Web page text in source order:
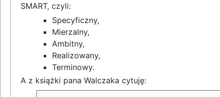
SMART, czyli:
Specyficzny,
Mierzalny,
Ambitny,
Realizowany,
Terminowy.
A z książki pana Walczaka cytuję: